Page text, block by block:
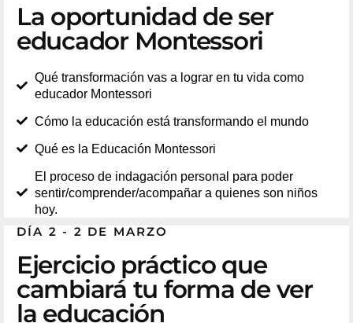
La oportunidad de ser
educador Montessori
Qué transformación vas a lograr en tu vida como
educador Montessori
Cómo la educación está transformando el mundo
Qué es la Educación Montessori
El proceso de indagación personal para poder
sentir/comprender/acompañar a quienes son niños
hoy.
DÍA 2 - 2 DE MARZO
Ejercicio práctico que
cambiará tu forma de ver
la educación